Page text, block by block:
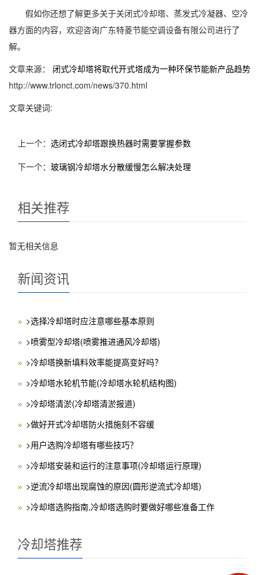
假如你还想了解更多关于关闭式冷却塔、蒸发式冷凝器、空冷
器方面的内容，欢迎咨询广东特菱节能空调设备有限公司进行了
解。
文章来源：
闭式冷却塔将取代开式塔成为一种环保节能新产品趋势
http://www.trlonct.com/news/370.html
文章关键词:
上一个： 选闭式冷却塔跟换热器时需要掌握参数
下一个： 玻璃钢冷却塔水分散缓慢怎么解决处理
相关推荐
暂无相关信息
新闻资讯
>选择冷却塔时应注意哪些基本原则
>喷雾型冷却塔(喷雾推进通风冷却塔)
>冷却塔换新填料效率能提高变好吗？
>冷却塔水轮机节能(冷却塔水轮机结构图)
>冷却塔清淤(冷却塔清淤报道)
>做好开式冷却塔防火措施刻不容缓
>用户选购冷却塔有哪些技巧？
>冷却塔安装和运行的注意事项(冷却塔运行原理)
>逆流冷却塔出现腐蚀的原因(圆形逆流式冷却塔)
>冷却塔选购指南,冷却塔选购时要做好哪些准备工作
冷却塔推荐